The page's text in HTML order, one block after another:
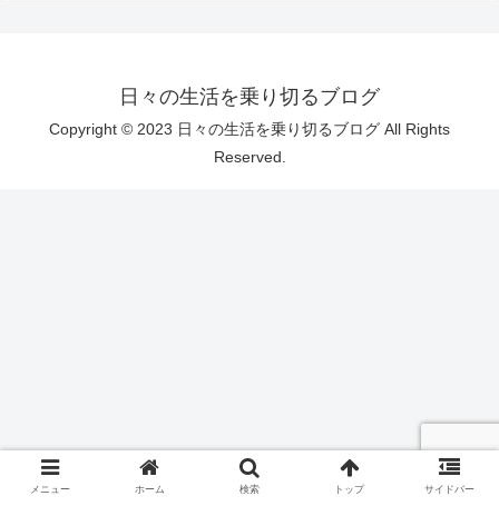
日々の生活を乗り切るブログ
Copyright © 2023 日々の生活を乗り切るブログ All Rights
Reserved.
メニュー ホーム 検索 トップ サイドバー